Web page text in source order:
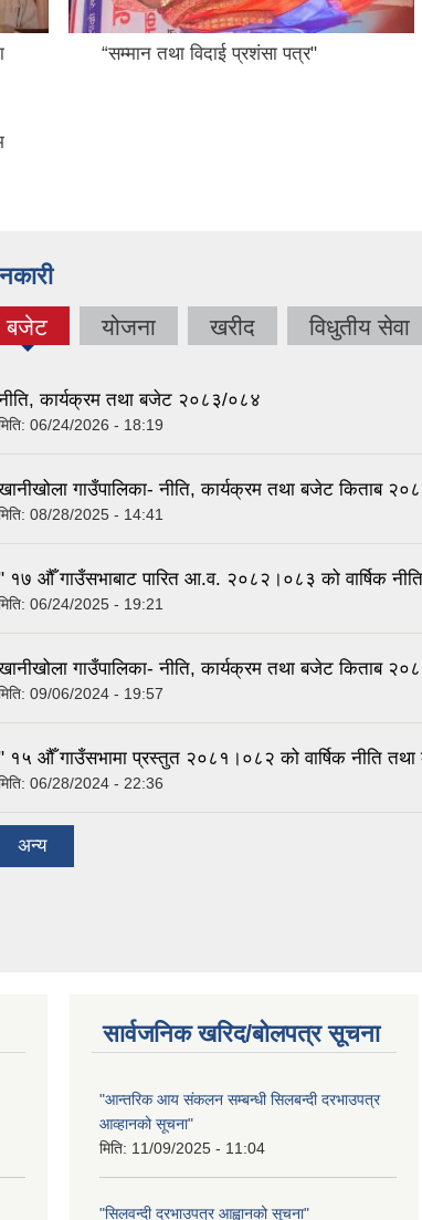
“सम्मान तथा विदाई प्रशंसा पत्र"
बजेट
(active
योजना खरीद विधुतीय सेवा
कार्यक्रम तथा बजेट २०८३/०८४
06/24/2026 - 18:19
गाउँपालिका- नीति, कार्यक्रम तथा बजेट किताब
08/28/2025 - 14:41
१७ औँ गाउँसभाबाट पारित आ.व. २०८२।०८३ को वार्षिक
06/24/2025 - 19:21
गाउँपालिका- नीति, कार्यक्रम तथा बजेट किताब
09/06/2024 - 19:57
१५ औँ गाउँसभामा प्रस्तुत २०८१।०८२ को वार्षिक नीति तथा
06/28/2024 - 22:36
अन्य
सार्वजनिक खरिद/बोलपत्र सूचना
"आन्तरिक आय संकलन सम्बन्धी सिलबन्दी दरभाउपत्र
आव्हानको सूचना"
मिति: 11/09/2025 - 11:04
"सिलवन्दी दरभाउपत्र आह्वानको सूचना"